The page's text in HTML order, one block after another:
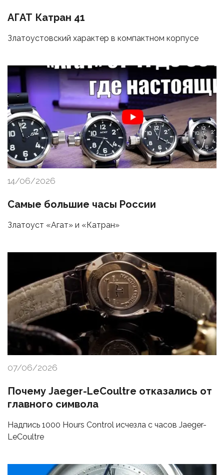
АГАТ Катран 41
Златоустовский характер в компактном корпусе
14/06/2026
Самые большие часы России
Златоуст «Агат» и «Катран»
07/06/2026
Почему Jaeger-LeCoultre отказались от
главного символа
Надпись 1000 Hours Control исчезла с часов Jaeger-
LeCoultre